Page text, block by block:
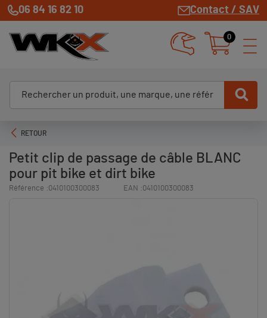
06 84 16 82 10 Contact / SAV
0
RETOUR
Petit clip de passage de câble BLANC
pour pit bike et dirt bike
Référence :0410100300083 EAN :0410100300083